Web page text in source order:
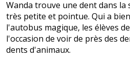
Wanda trouve une dent dans la
très petite et pointue. Qui a
l'autobus magique, les élèves
l'occasion de voir de près des
dents d'animaux.